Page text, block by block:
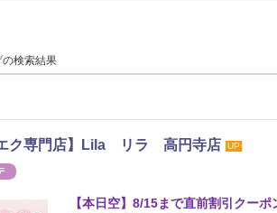
検索結果
エク専門店】Lila リラ 高円寺店 UP
【本日空】8/15まで直前割引クー